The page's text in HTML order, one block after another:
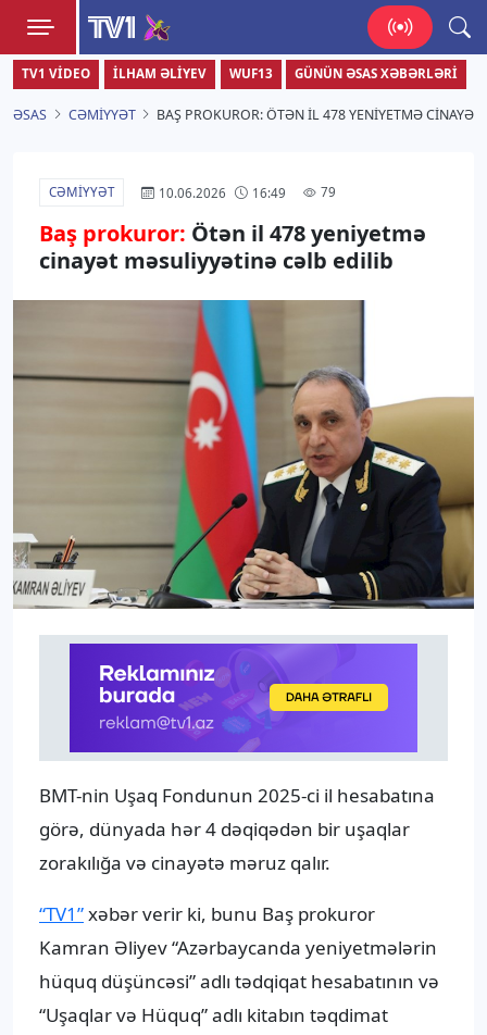
TV1
Zamanı bizimlə yaşa!
TV1 VIDEO İLHAM ƏLIYEV WUF13 GÜNÜN ƏSAS XƏBƏRLƏRI
ƏSAS CƏMIYYƏT BAŞ PROKUROR: ÖTƏN IL 478 YENIYETMƏ
CƏMIYYƏT 10.06.2026 16:49 79
Baş prokuror: Ötən il 478 yeniyetmə
cinayət məsuliyyətinə cəlb edilib
BMT-nin Uşaq Fondunun 2025-ci il hesabatına
görə, dünyada hər 4 dəqiqədən bir uşaqlar
zorakılığa və cinayətə məruz qalır.
“TV1”xəbər verir ki, bunu Baş prokuror
Kamran Əliyev “Azərbaycanda yeniyetmələrin
hüquq düşüncəsi” adlı tədqiqat hesabatının və
“Uşaqlar və Hüquq” adlı kitabın təqdimat